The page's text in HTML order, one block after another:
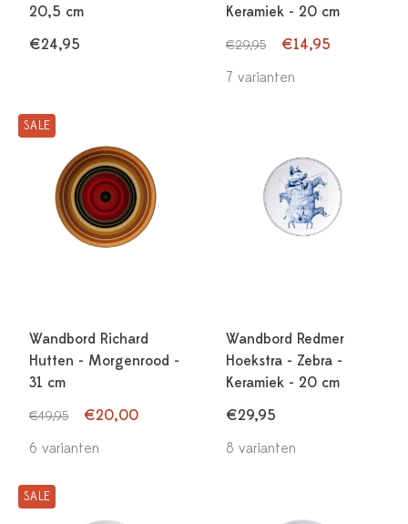
20,5 cm
€24,95
Keramiek - 20 cm
€29,95
€14,95
7 varianten
SALE
Wandbord Richard
Hutten - Morgenrood -
31 cm
€49,95
€20,00
6 varianten
Wandbord Redmer
Hoekstra - Zebra -
Keramiek - 20 cm
€29,95
8 varianten
SALE